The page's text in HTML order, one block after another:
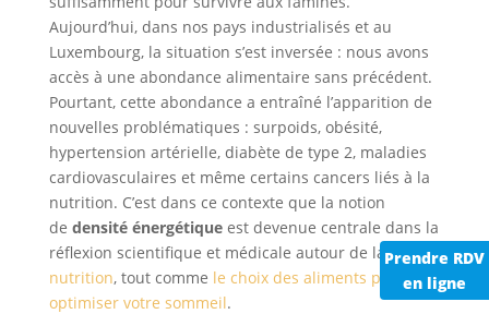
Prendre RDV
en ligne
Aujourd’hui, dans nos pays industrialisés et au
Luxembourg, la situation s’est inversée : nous avons
accès à une abondance alimentaire sans précédent.
Pourtant, cette abondance a entraîné l’apparition de
nouvelles problématiques : surpoids, obésité,
hypertension artérielle, diabète de type 2, maladies
cardiovasculaires et même certains cancers liés à la
nutrition. C’est dans ce contexte que la notion
de densité énergétiqueest devenue centrale dans la
réflexion scientifique et médicale autour de la
nutrition, tout comme le choix des aliments pour
optimiser votre sommeil.